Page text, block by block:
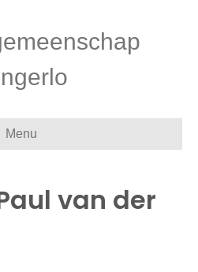
Menu
van der